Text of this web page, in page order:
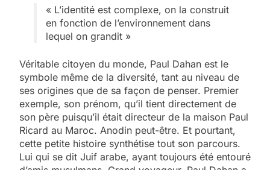
« L’identité est complexe, on la construit
en fonction de l’environnement dans
lequel on grandit »
Véritable citoyen du monde, Paul Dahan est le
symbole même de la diversité, tant au niveau de
ses origines que de sa façon de penser. Premier
exemple, son prénom, qu’il tient directement de
son père puisqu’il était directeur de la maison Paul
Ricard au Maroc. Anodin peut-être. Et pourtant,
cette petite histoire synthétise tout son parcours.
Lui qui se dit Juif arabe, ayant toujours été entouré